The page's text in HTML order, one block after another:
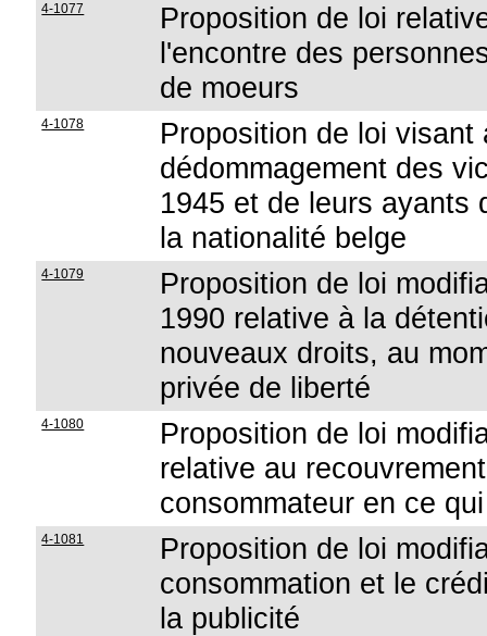
4-1077
Proposition de loi
l'encontre des
de moeurs
4-1078
Proposition de loi
dédommagement des
1945 et de leurs ayants
la nationalité belge
4-1079
Proposition de loi
1990 relative à la
nouveaux droits, au
privée de liberté
4-1080
Proposition de loi
relative au
consommateur en ce
4-1081
Proposition de loi
consommation et le
la publicité